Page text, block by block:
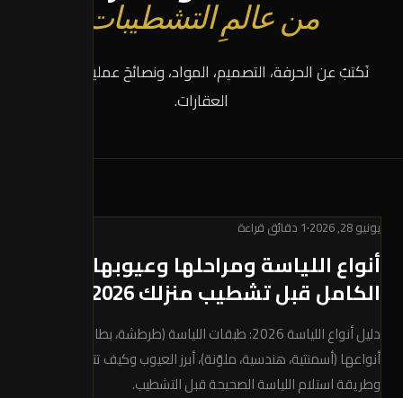
من عالمِ التشطيبات
نَكتبُ عن الحرفة، التصميم، المواد، ونصائحَ عمليةٍ لمالكي
العقارات.
يونيو 28, 2026 ·1 دقائق قراءة
أنواع اللياسة ومراحلها وعيوبها: الدليل
الكامل قبل تشطيب منزلك 2026
دليل أنواع اللياسة 2026: طبقات اللياسة (طرطشة، بطانة، ضهارة)،
أنواعها (أسمنتية، هندسية، ملوّنة)، أبرز العيوب وكيف تتجنّبها،
وطريقة استلام اللياسة الصحيحة قبل التشطيب.